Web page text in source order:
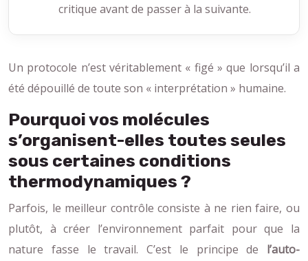
critique avant de passer à la suivante.
Un protocole n’est véritablement « figé » que lorsqu’il a
été dépouillé de toute son « interprétation » humaine.
Pourquoi vos molécules
s’organisent-elles toutes seules
sous certaines conditions
thermodynamiques ?
Parfois, le meilleur contrôle consiste à ne rien faire, ou
plutôt, à créer l’environnement parfait pour que la
nature fasse le travail. C’est le principe de l’auto-